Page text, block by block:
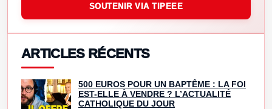
SOUTENIR VIA TIPEEE
ARTICLES RÉCENTS
500 EUROS POUR UN BAPTÊME : LA FOI
EST-ELLE À VENDRE ? L’ACTUALITÉ
CATHOLIQUE DU JOUR